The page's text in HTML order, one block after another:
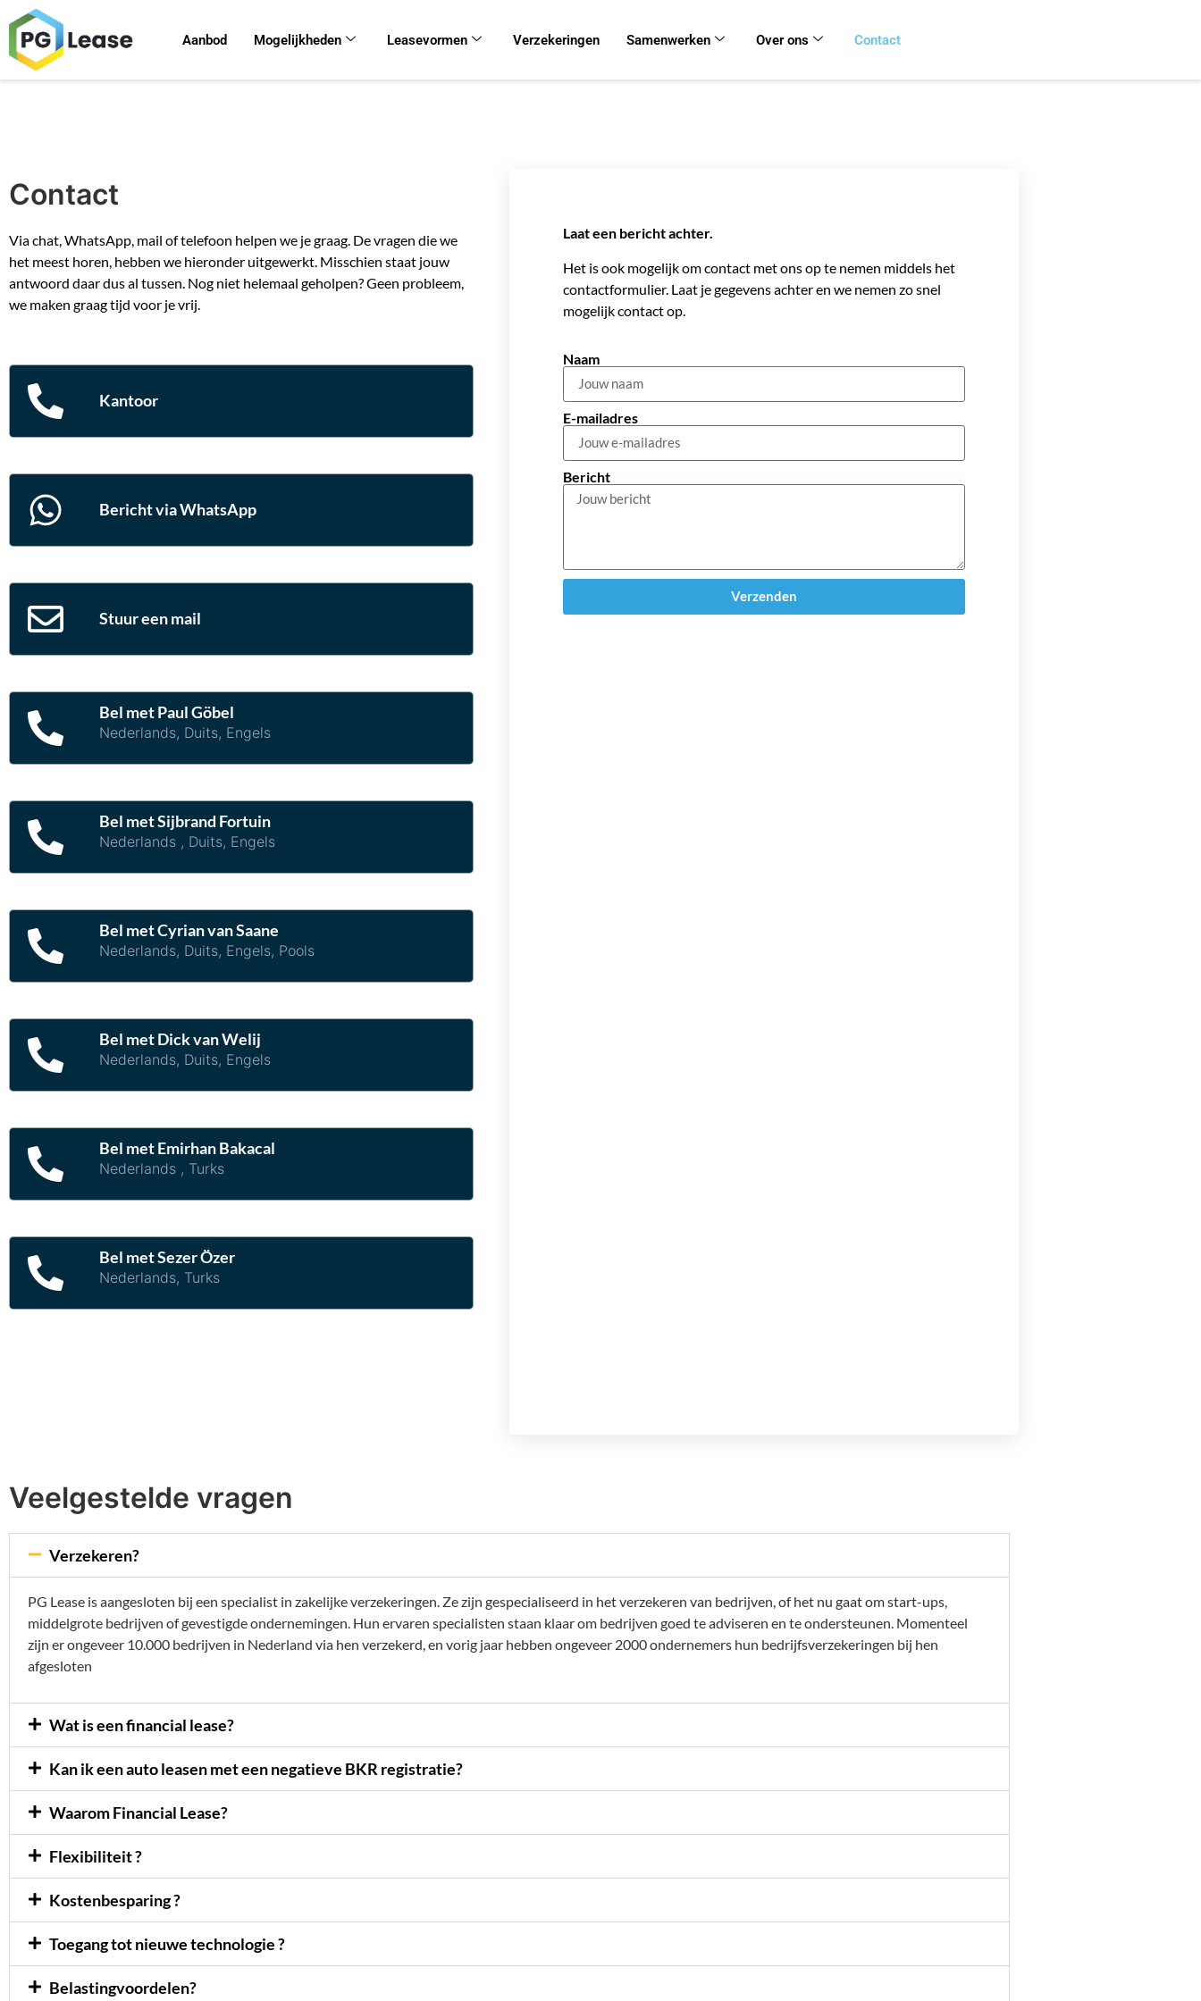
Aanbod Mogelijkheden Leasevormen Verzekeringen Samenwerken Over ons Contact
Contact
Via chat, WhatsApp, mail of telefoon helpen we je graag. De vragen die we
het meest horen, hebben we hieronder uitgewerkt. Misschien staat jouw
antwoord daar dus al tussen. Nog niet helemaal geholpen? Geen probleem,
we maken graag tijd voor je vrij.
Kantoor
Bericht via WhatsApp
Stuur een mail
Bel met Paul Göbel
Nederlands, Duits, Engels
Bel met Sijbrand Fortuin
Nederlands , Duits, Engels
Bel met Cyrian van Saane
Nederlands, Duits, Engels, Pools
Bel met Dick van Welij
Nederlands, Duits, Engels
Bel met Emirhan Bakacal
Nederlands , Turks
Bel met Sezer Özer
Nederlands, Turks
Laat een bericht achter.
Het is ook mogelijk om contact met ons op te nemen middels het
contactformulier. Laat je gegevens achter en we nemen zo snel
mogelijk contact op.
Naam
E-mailadres
Bericht
Verzenden
Veelgestelde vragen
Verzekeren?
PG Lease is aangesloten bij een specialist in zakelijke verzekeringen. Ze zijn gespecialiseerd in het verzekeren van bedrijven, of het nu gaat om start-ups,
middelgrote bedrijven of gevestigde ondernemingen. Hun ervaren specialisten staan klaar om bedrijven goed te adviseren en te ondersteunen. Momenteel
zijn er ongeveer 10.000 bedrijven in Nederland via hen verzekerd, en vorig jaar hebben ongeveer 2000 ondernemers hun bedrijfsverzekeringen bij hen
afgesloten
Wat is een financial lease?
Kan ik een auto leasen met een negatieve BKR registratie?
Waarom Financial Lease?
Flexibiliteit ?
Kostenbesparing ?
Toegang tot nieuwe technologie ?
Belastingvoordelen?